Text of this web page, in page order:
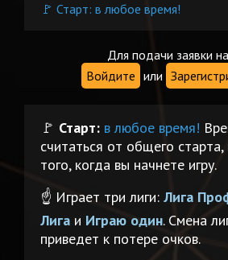
🚩 Старт: в любое время!
Для подачи заявки
Войдите или
🚩 Старт: в любое время!
считаться от общего
того, когда вы начнете игру.
☝️ Играет три лиги: Лига
Лига и Играю один. Смена
приведет к потере очков.